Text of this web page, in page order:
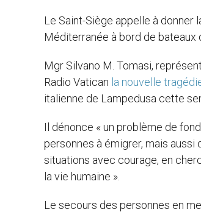
Le Saint-Siège appelle à donner
Méditerranée à bord de bateaux
Mgr Silvano M. Tomasi,
Radio Vatican la nouvelle
italienne de Lampedusa cette
Il dénonce « un problème de
personnes à émigrer, mais aussi
situations avec courage, en
la vie humaine ».
Le secours des personnes en